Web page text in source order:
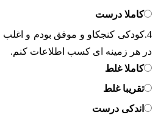
کاملا درست
4. کودکی کنجکاو و موفق بودم و
در هر زمینه ای کسب اطلاعات کنم.
کاملا غلط
تقریبا غلط
اندکی درست